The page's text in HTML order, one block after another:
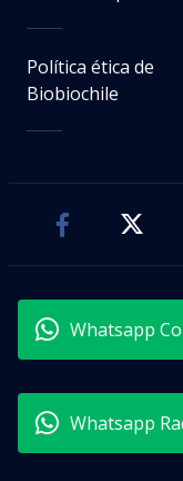
Política ética de
Biobiochile
Whatsapp
Whatsapp